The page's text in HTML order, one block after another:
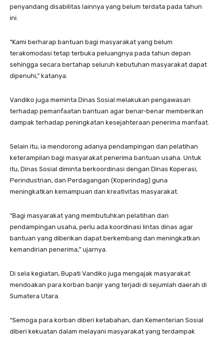
penyandang disabilitas lainnya yang belum terdata pada tahun
ini.
“Kami berharap bantuan bagi masyarakat yang belum
terakomodasi tetap terbuka peluangnya pada tahun depan
sehingga secara bertahap seluruh kebutuhan masyarakat dapat
dipenuhi,” katanya.
Vandiko juga meminta Dinas Sosial melakukan pengawasan
terhadap pemanfaatan bantuan agar benar-benar memberikan
dampak terhadap peningkatan kesejahteraan penerima manfaat.
Selain itu, ia mendorong adanya pendampingan dan pelatihan
keterampilan bagi masyarakat penerima bantuan usaha. Untuk
itu, Dinas Sosial diminta berkoordinasi dengan Dinas Koperasi,
Perindustrian, dan Perdagangan (Koperindag) guna
meningkatkan kemampuan dan kreativitas masyarakat.
“Bagi masyarakat yang membutuhkan pelatihan dan
pendampingan usaha, perlu ada koordinasi lintas dinas agar
bantuan yang diberikan dapat berkembang dan meningkatkan
kemandirian penerima,” ujarnya.
Di sela kegiatan, Bupati Vandiko juga mengajak masyarakat
mendoakan para korban banjir yang terjadi di sejumlah daerah di
Sumatera Utara.
“Semoga para korban diberi ketabahan, dan Kementerian Sosial
diberi kekuatan dalam melayani masyarakat yang terdampak